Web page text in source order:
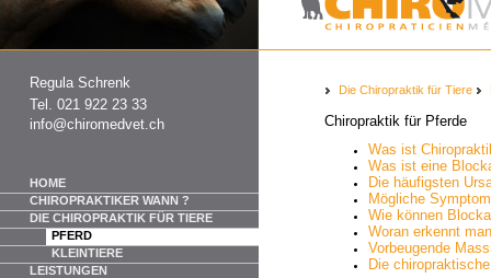
Regula Schrenk
Tel. 021 922 23 33
info@chiromedvet.ch
HOME
CHIROPRAKTIKER WANN ?
DIE CHIROPRAKTIK FÜR TIERE
PFERD
KLEINTIERE
LEISTUNGEN
Die Chiropraktik für Tiere
Chiropraktik für Pferde
Was ist
Was ist eine
Die häufigsten
Mögliche
Wie können
Woran erkennt
Vorbeugende
Die